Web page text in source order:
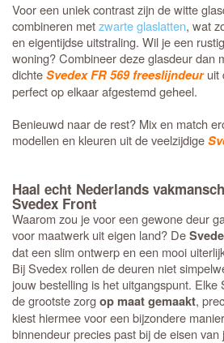
Voor een uniek contrast zijn de witte
combineren metzwarte glaslatten, wat
en eigentijdse uitstraling. Wil je een
woning? Combineer deze glasdeur dan
dichteSvedex FR 569 freeslijndeuruit
perfect op elkaar afgestemd geheel.
Benieuwd naar de rest? Mix en match
modellen en kleuren uit de veelzijdige
Haal echt Nederlands
Svedex Front
Waarom zou je voor een gewone deur
voor maatwerk uit eigen land? De
dat een slim ontwerp en een mooi
Bij Svedex rollen de deuren niet
jouw bestelling is het uitgangspunt.
de grootste zorgop maat gemaakt,
kiest hiermee voor een bijzondere
binnendeur precies past bij de eisen van